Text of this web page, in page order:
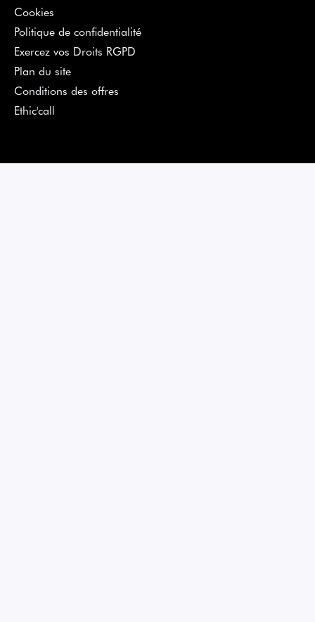
Cookies
Politique de confidentialité
Exercez vos Droits RGPD
Plan du site
Conditions des offres
Ethic'call